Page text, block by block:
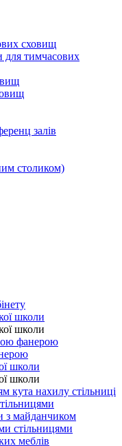
сховищ
для тимчасових
залів
столиком)
школи
школи
фанерою
школи
школи
кута нахилу стільниці
з майданчиком
стільницями
меблів